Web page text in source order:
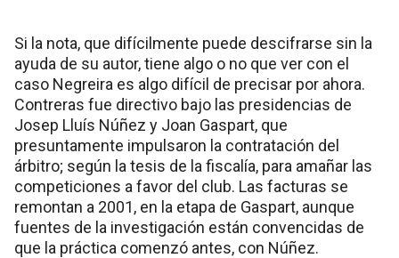
Si la nota, que difícilmente puede descifrarse sin la
ayuda de su autor, tiene algo o no que ver con el
caso Negreira es algo difícil de precisar por ahora.
Contreras fue directivo bajo las presidencias de
Josep Lluís Núñez y Joan Gaspart, que
presuntamente impulsaron la contratación del
árbitro; según la tesis de la fiscalía, para amañar las
competiciones a favor del club. Las facturas se
remontan a 2001, en la etapa de Gaspart, aunque
fuentes de la investigación están convencidas de
que la práctica comenzó antes, con Núñez.